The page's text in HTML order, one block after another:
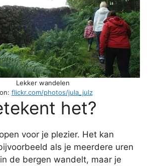
Lekker wandelen
flickr.com/photos/jula_julz
het?
voor je plezier. Het kan
als je meerdere uren
de bergen wandelt, maar je